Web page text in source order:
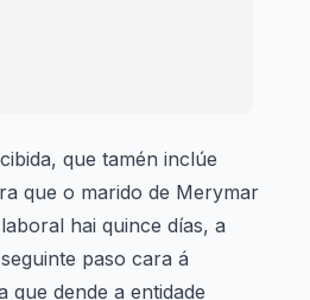
que tamén inclúe
que o marido de Merymar
hai quince días, a
paso cara á
que dende a entidade